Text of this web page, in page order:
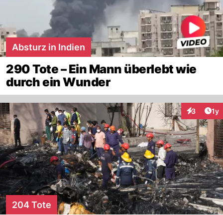
Absturz in Indien
290 Tote – Ein Mann überlebt wie
durch ein Wunder
3 1y
204 Tote